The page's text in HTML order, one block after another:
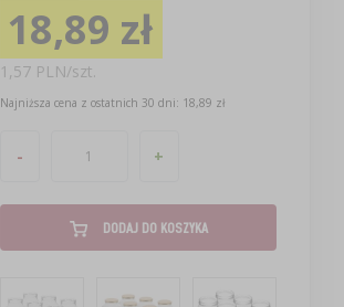
18,89 zł
1,57 PLN/szt.
Najniższa cena z ostatnich 30 dni: 18,89 zł
- +
DODAJ DO KOSZYKA